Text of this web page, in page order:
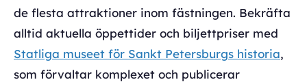
de flesta attraktioner inom fästningen. Bekräfta
alltid aktuella öppettider och biljettpriser med
Statliga museet för Sankt Petersburgs historia,
som förvaltar komplexet och publicerar